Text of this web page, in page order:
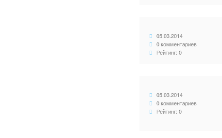
05.03.2014
0 комментариев
Рейтинг: 0
05.03.2014
0 комментариев
Рейтинг: 0